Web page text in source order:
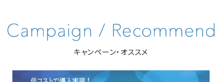
キャンペーン・オススメ